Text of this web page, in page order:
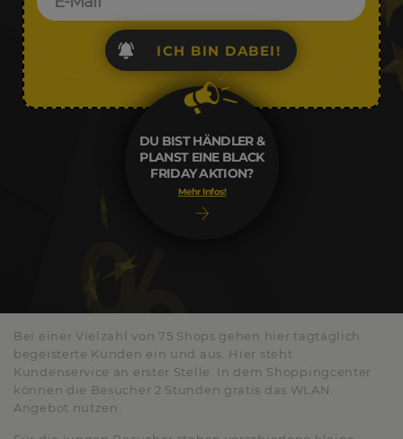
DU BIST HÄNDLER &
PLANST EINE BLACK
FRIDAY AKTION?
Mehr Infos!
ICH BIN DABEI!
Bei einer Vielzahl von 75 Shops gehen hier tagtäglich
begeisterte Kunden ein und aus. Hier steht
Kundenservice an erster Stelle. In dem Shoppingcenter
können die Besucher 2 Stunden gratis das WLAN
Angebot nutzen.